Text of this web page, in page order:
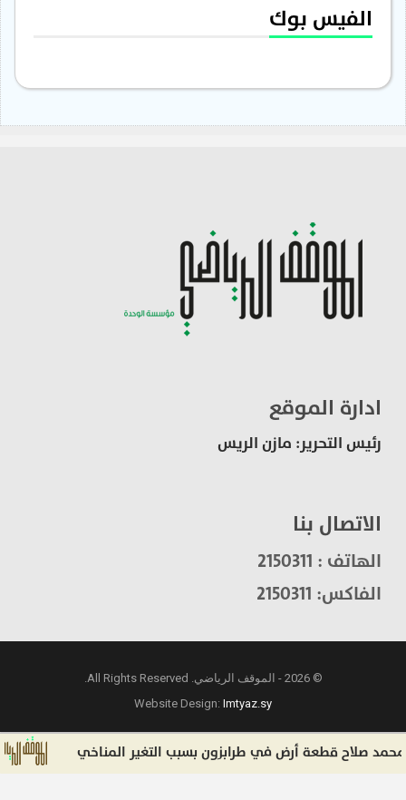
الفيس بوك
ادارة الموقع
رئيس التحرير: مازن الريس
الاتصال بنا
الهاتف : 2150311
الفاكس: 2150311
© 2026 - الموقف الرياضي. All Rights Reserved.
Website Design:Imtyaz.sy
قطعة أرض في طرابزون بسبب التغير المناخي